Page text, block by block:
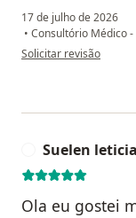
17 de julho de 2026
• Consultório Médico -
na opinião do utilizador
Solicitar revisão
Suelen
Ola eu gostei